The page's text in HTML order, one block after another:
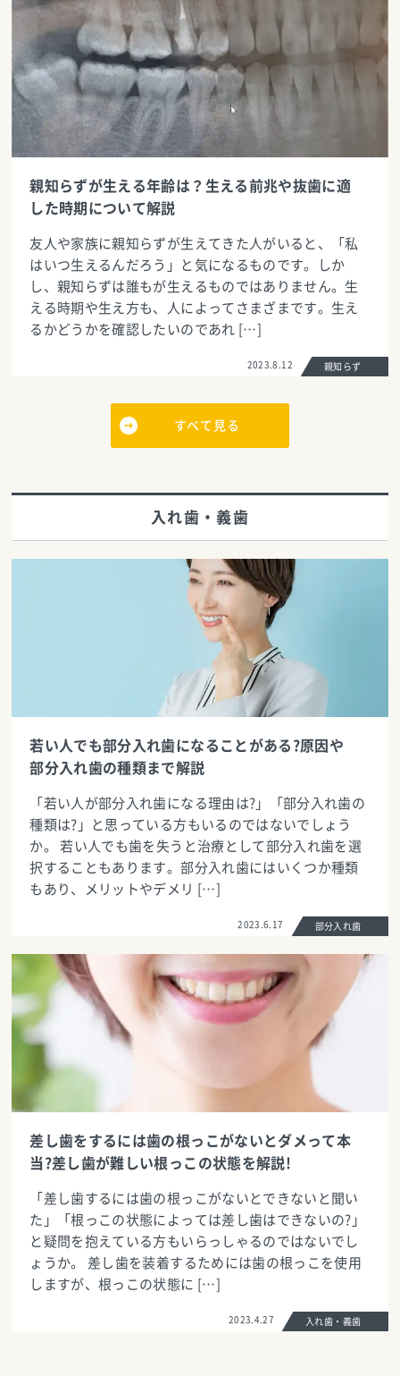
親知らずが生える年齢は？生える前兆や抜歯に適
した時期について解説
友人や家族に親知らずが生えてきた人がいると、「私
はいつ生えるんだろう」と気になるものです。しか
し、親知らずは誰もが生えるものではありません。生
える時期や生え方も、人によってさまざまです。生え
るかどうかを確認したいのであれ […]
2023.8.12 親知らず
すべて見る
入れ歯・義歯
若い人でも部分入れ歯になることがある?原因や
部分入れ歯の種類まで解説
「若い人が部分入れ歯になる理由は?」「部分入れ歯の
種類は?」と思っている方もいるのではないでしょう
か。 若い人でも歯を失うと治療として部分入れ歯を選
択することもあります。部分入れ歯にはいくつか種類
もあり、メリットやデメリ […]
2023.6.17 部分入れ歯
差し歯をするには歯の根っこがないとダメって本
当?差し歯が難しい根っこの状態を解説!
「差し歯するには歯の根っこがないとできないと聞い
た」「根っこの状態によっては差し歯はできないの?」
と疑問を抱えている方もいらっしゃるのではないでし
ょうか。 差し歯を装着するためには歯の根っこを使用
しますが、根っこの状態に […]
2023.4.27 入れ歯・義歯